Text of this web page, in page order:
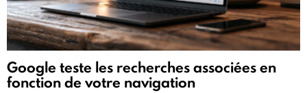
Google teste les recherches associées en
fonction de votre navigation